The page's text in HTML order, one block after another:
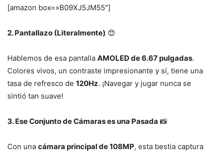
[amazon box=»B09XJ5JM55″]
2. Pantallazo (Literalmente) 😍
Hablemos de esa pantalla AMOLED de 6.67 pulgadas.
Colores vivos, un contraste impresionante y sí, tiene una
tasa de refresco de 120Hz. ¡Navegar y jugar nunca se
sintió tan suave!
3. Ese Conjunto de Cámaras es una Pasada 📸
Con una cámara principal de 108MP, esta bestia captura